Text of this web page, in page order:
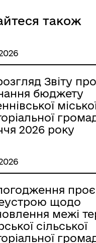
також
Звіту про
бюджету
2026 року
щодо
межі
сільської